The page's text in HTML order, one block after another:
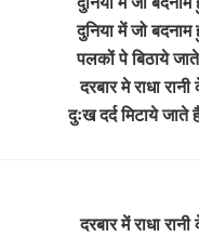
दुनिया में जो बदनाम
पलकों पे बिठाये
दरबार मे राधा
दुःख दर्द मिटाये जाते
दरबार में राधा